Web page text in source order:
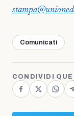
Comunicati
CONDIVIDI